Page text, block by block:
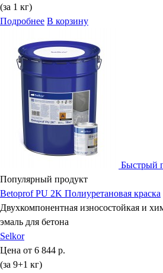
(за 1 кг)
Подробнее В корзину
Быстрый
Популярный продукт
Betoprof PU 2K Полиуретановая краска
Двухкомпонентная износостойкая и
эмаль для бетона
Selkor
Цена от 6 844 р.
(за 9+1 кг)